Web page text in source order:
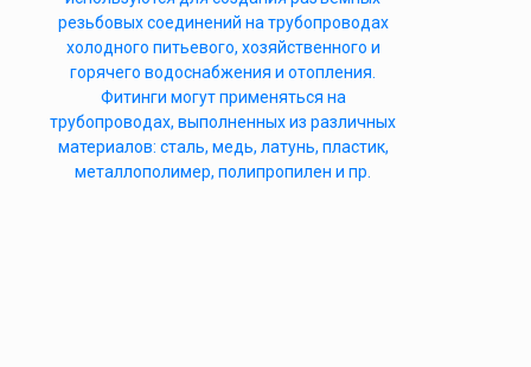
резьбовых соединений на трубопроводах
холодного питьевого, хозяйственного и
горячего водоснабжения и отопления.
Фитинги могут применяться на
трубопроводах, выполненных из различных
материалов: сталь, медь, латунь, пластик,
металлополимер, полипропилен и пр.